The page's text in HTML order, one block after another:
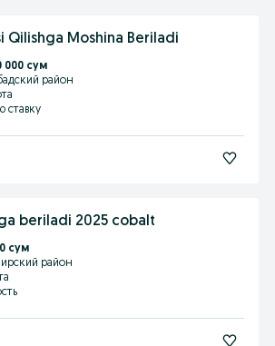
Taksi Qilishga Moshina Beriladi
000 сум
район
ставку
beriladi 2025 cobalt
сум
район